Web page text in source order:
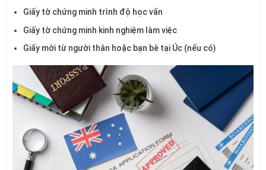
Giấy tờ chứng minh trình độ học vấn
Giấy tờ chứng minh kinh nghiệm làm việc
Giấy mời từ người thân hoặc bạn bè tại Úc (nếu có)